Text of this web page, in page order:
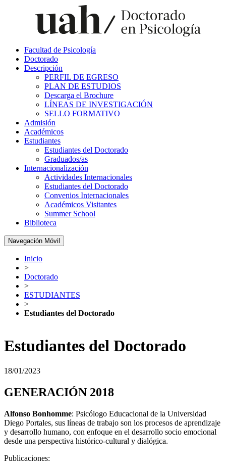
Facultad de Psicología
Doctorado
Descripción
PERFIL DE EGRESO
PLAN DE ESTUDIOS
Descarga el Brochure
LÍNEAS DE INVESTIGACIÓN
SELLO FORMATIVO
Admisión
Académicos
Estudiantes
Estudiantes del Doctorado
Graduados/as
Internacionalización
Actividades Internacionales
Estudiantes del Doctorado
Convenios Internacionales
Académicos Visitantes
Summer School
Biblioteca
Navegación Móvil
Inicio
>
Doctorado
>
ESTUDIANTES
>
Estudiantes del Doctorado
Estudiantes del Doctorado
18/01/2023
GENERACIÓN 2018
Alfonso Bonhomme: Psicólogo Educacional de la Universidad
Diego Portales, sus líneas de trabajo son los procesos de aprendizaje
y desarrollo humano, con enfoque en el desarrollo socio emocional
desde una perspectiva histórico-cultural y dialógica.
Publicaciones: